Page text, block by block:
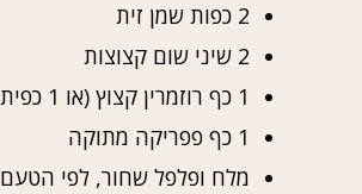
2 כפות שמן זית
2 שיני שום קצוצות
1 כף רוזמרין קצוץ (או 1 כפית רוזמרין יבש)
1 כף פפריקה מתוקה
מלח ופלפל שחור, לפי הטעם